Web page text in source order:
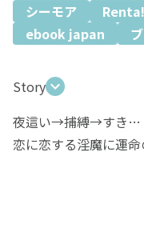
シーモア
Renta!
ebook japan
Story
夜這い→捕縛→すき…
恋に恋する淫魔に運命